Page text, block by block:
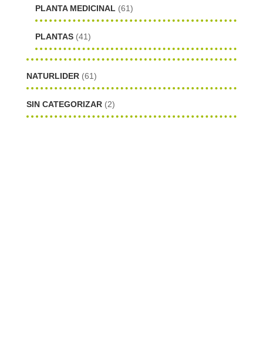
PLANTA MEDICINAL (61)
PLANTAS (41)
NATURLIDER (61)
SIN CATEGORIZAR (2)